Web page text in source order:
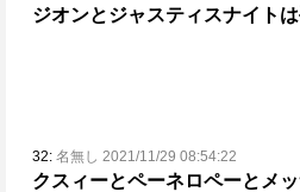
ジオンとジャスティスナイト
32: 名無し 2021/11/29 08:54:22
クスィーとペーネロペーとメ